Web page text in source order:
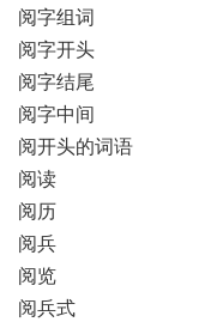
阅字组词
阅字开头
阅字结尾
阅字中间
阅开头的词语
阅读
阅历
阅兵
阅览
阅兵式